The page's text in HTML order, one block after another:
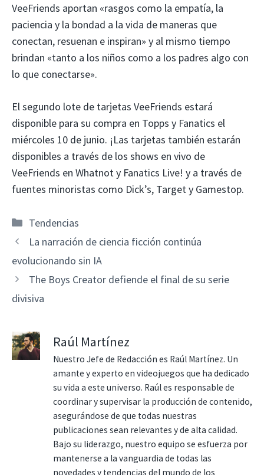
VeeFriends aportan «rasgos como la empatía, la
paciencia y la bondad a la vida de maneras que
conectan, resuenan e inspiran» y al mismo tiempo
brindan «tanto a los niños como a los padres algo con
lo que conectarse».
El segundo lote de tarjetas VeeFriends estará
disponible para su compra en Topps y Fanatics el
miércoles 10 de junio. ¡Las tarjetas también estarán
disponibles a través de los shows en vivo de
VeeFriends en Whatnot y Fanatics Live! y a través de
fuentes minoristas como Dick’s, Target y Gamestop.
Categorías
Tendencias
La narración de ciencia ficción continúa
evolucionando sin IA
The Boys Creator defiende el final de su serie
divisiva
Raúl Martínez
Nuestro Jefe de Redacción es Raúl Martínez. Un
amante y experto en videojuegos que ha dedicado
su vida a este universo. Raúl es responsable de
coordinar y supervisar la producción de contenido,
asegurándose de que todas nuestras
publicaciones sean relevantes y de alta calidad.
Bajo su liderazgo, nuestro equipo se esfuerza por
mantenerse a la vanguardia de todas las
novedades y tendencias del mundo de los